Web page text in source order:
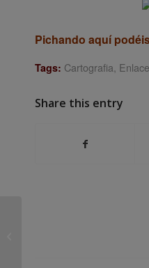
Pichando aquí
Tags: Cartografia
Share this entry